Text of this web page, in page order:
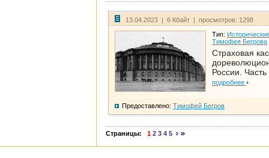
13.04.2023 | 6 Кбайт | просмотров: 1298
Тип:
Тимофея Бегрова
Страховая
России. Часть
подробнее
Предоставлено: Тимофей Бегров
Страницы: 1 2 3 4 5